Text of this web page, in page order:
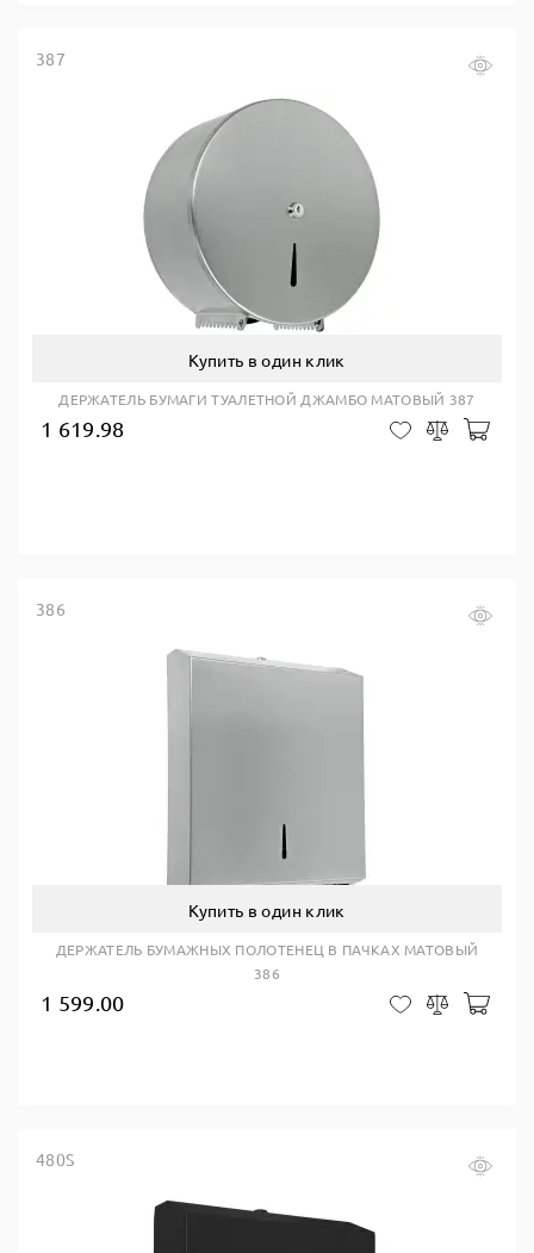
387
Купить в один клик
ДЕРЖАТЕЛЬ БУМАГИ ТУАЛЕТНОЙ ДЖАМБО МАТОВЫЙ 387
1 619.98 В закладки
Сравнить
386
Купить в один клик
ДЕРЖАТЕЛЬ БУМАЖНЫХ ПОЛОТЕНЕЦ В ПАЧКАХ МАТОВЫЙ
386
1 599.00 В закладки
Сравнить
480S